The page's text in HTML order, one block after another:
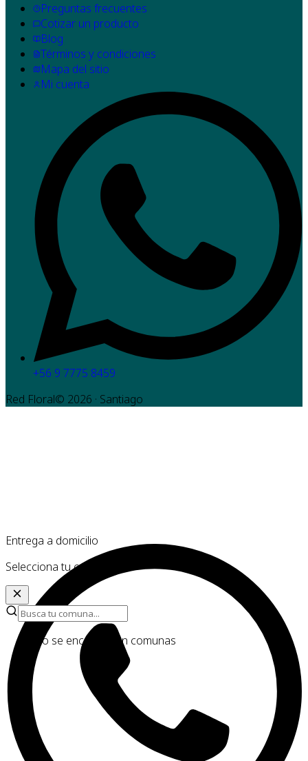
Preguntas frecuentes
Cotizar un producto
Blog
Términos y condiciones
Mapa del sitio
Mi cuenta
+56 9 7775 8459
Red Floral© 2026 · Santiago
Entrega a domicilio
Selecciona tu comuna
No se encontraron comunas